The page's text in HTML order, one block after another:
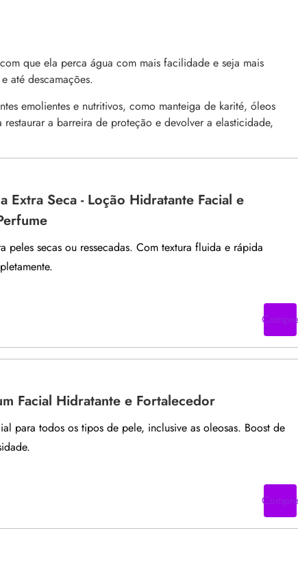
que ela perca água com mais facilidade e seja mais
até descamações.
emolientes e nutritivos, como manteiga de karité, óleos
a barreira de proteção e devolver a elasticidade,
Extra Seca - Loção Hidratante Facial e
peles secas ou ressecadas. Com textura fluida e rápida
Compre
Facial Hidratante e Fortalecedor
para todos os tipos de pele, inclusive as oleosas. Boost de
Compre
e como ela
profunda, entenda
cabelos danificados e
na rotina
Lançamentos da semana
As últimas novidades e lançamentos de